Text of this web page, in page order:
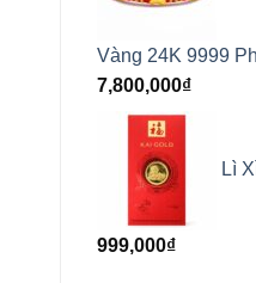
Vàng 24K 9999
7,800,000₫
Lì
999,000₫